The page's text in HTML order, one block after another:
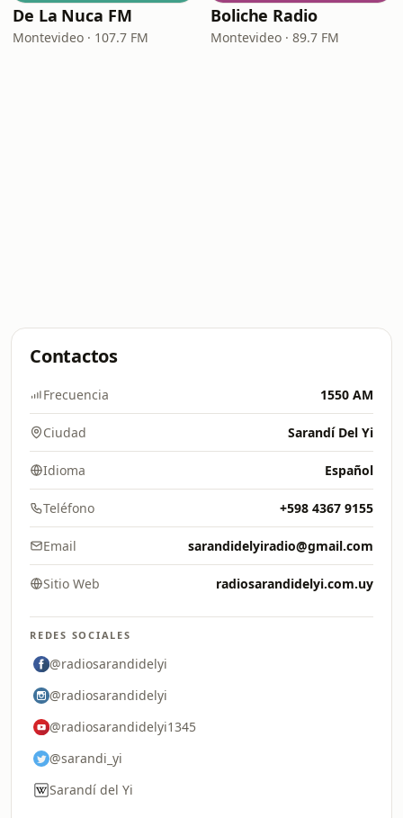
De La Nuca FM
Montevideo · 107.7 FM
Boliche Radio
Montevideo · 89.7 FM
Contactos
Frecuencia 1550 AM
Ciudad Sarandí Del Yi
Idioma Español
Teléfono +598 4367 9155
Email sarandidelyiradio@gmail.com
Sitio Web radiosarandidelyi.com.uy
REDES SOCIALES
@radiosarandidelyi
@radiosarandidelyi
@radiosarandidelyi1345
@sarandi_yi
Sarandí del Yi